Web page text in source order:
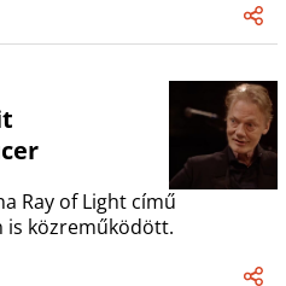
Ray of Light című
is közreműködött.